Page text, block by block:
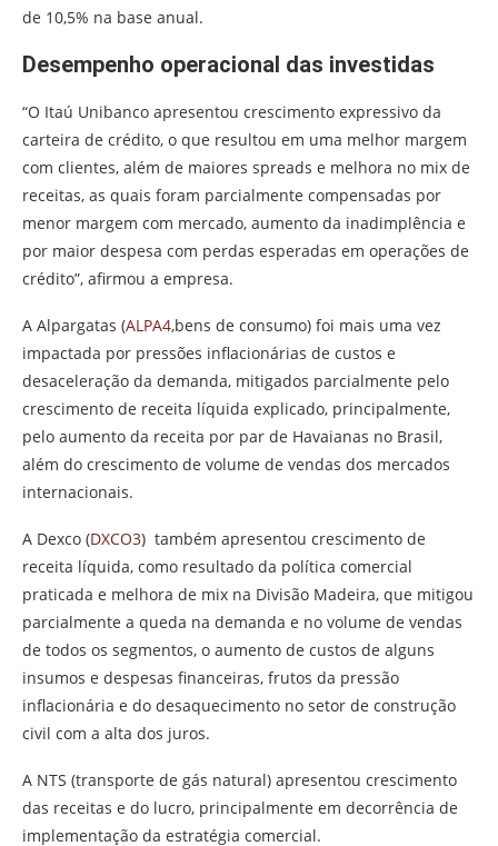
de 10,5% na base anual.
Desempenho operacional das investidas
“O Itaú Unibanco apresentou crescimento expressivo da
carteira de crédito, o que resultou em uma melhor margem
com clientes, além de maiores spreads e melhora no mix de
receitas, as quais foram parcialmente compensadas por
menor margem com mercado, aumento da inadimplência e
por maior despesa com perdas esperadas em operações de
crédito”, afirmou a empresa.
A Alpargatas (ALPA4,bens de consumo) foi mais uma vez
impactada por pressões inflacionárias de custos e
desaceleração da demanda, mitigados parcialmente pelo
crescimento de receita líquida explicado, principalmente,
pelo aumento da receita por par de Havaianas no Brasil,
além do crescimento de volume de vendas dos mercados
internacionais.
A Dexco (DXCO3) também apresentou crescimento de
receita líquida, como resultado da política comercial
praticada e melhora de mix na Divisão Madeira, que mitigou
parcialmente a queda na demanda e no volume de vendas
de todos os segmentos, o aumento de custos de alguns
insumos e despesas financeiras, frutos da pressão
inflacionária e do desaquecimento no setor de construção
civil com a alta dos juros.
A NTS (transporte de gás natural) apresentou crescimento
das receitas e do lucro, principalmente em decorrência de
implementação da estratégia comercial.